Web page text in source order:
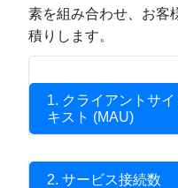
素を組み合わせ、お客
積りします。
1. クライアントサ
キスト (MAU)
2. サービス接続数